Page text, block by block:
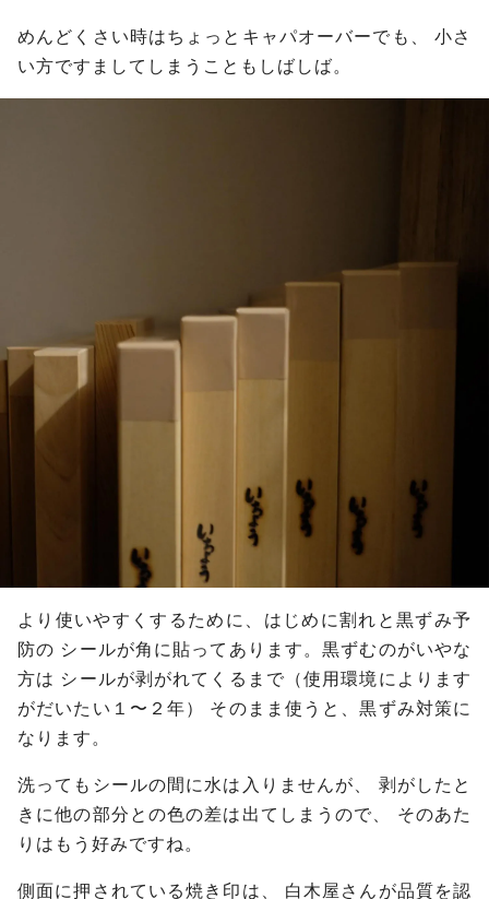
めんどくさい時はちょっとキャパオーバーでも、 小さ
い方ですましてしまうこともしばしば。
より使いやすくするために、はじめに割れと黒ずみ予
防の シールが角に貼ってあります。黒ずむのがいやな
方は シールが剥がれてくるまで（使用環境によります
がだいたい１〜２年） そのまま使うと、黒ずみ対策に
なります。
洗ってもシールの間に水は入りませんが、 剥がしたと
きに他の部分との色の差は出てしまうので、 そのあた
りはもう好みですね。
側面に押されている焼き印は、 白木屋さんが品質を認